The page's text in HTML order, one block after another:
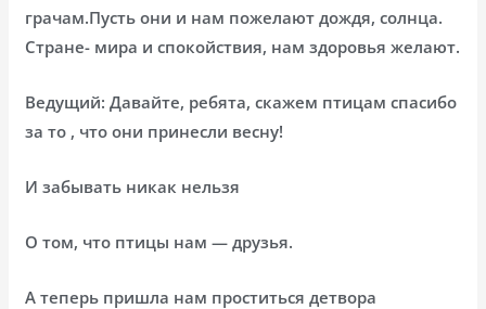
грачам.Пусть они и нам пожелают дождя, солнца.
Стране- мира и спокойствия, нам здоровья желают.
Ведущий: Давайте, ребята, скажем птицам спасибо
за то , что они принесли весну!
И забывать никак нельзя
О том, что птицы нам — друзья.
А теперь пришла нам проститься детвора